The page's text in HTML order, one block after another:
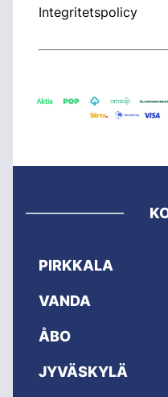
Integritetspolicy
PIRKKALA
VANDA
ÅBO
JYVÄSKYLÄ